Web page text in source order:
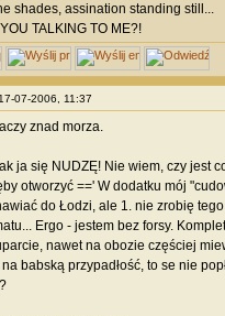
shades, assination standing still...
TALKING TO ME?!
07-2006, 11:37
znad morza.
ja się NUDZĘ! Nie wiem, czy jest
otworzyć ==' W dodatku mój
do Łodzi, ale 1. nie zrobię
Ergo - jestem bez forsy.
nawet na obozie częściej
na babską przypadłość, to se nie